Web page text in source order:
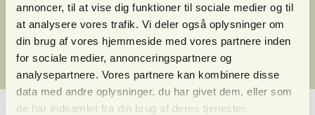
annoncer, til at vise dig funktioner til sociale medier og til
at analysere vores trafik. Vi deler også oplysninger om
din brug af vores hjemmeside med vores partnere inden
for sociale medier, annonceringspartnere og
analysepartnere. Vores partnere kan kombinere disse
data med andre oplysninger, du har givet dem, eller som
de har indsamlet fra din brug af deres tjenester.
Handelsbetingelser
Privatlivs-politik
Tilmeld nyhedsmail
Fortrydelse af køb Log ind